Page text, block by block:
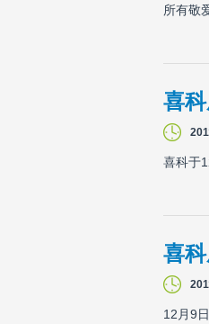
所有敬
喜
喜科于
喜
12月9